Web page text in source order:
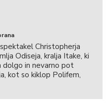
Christopherja
Odiseja, kralja Itake, ki
dolgo in nevarno pot
kot so kiklop Polifem,